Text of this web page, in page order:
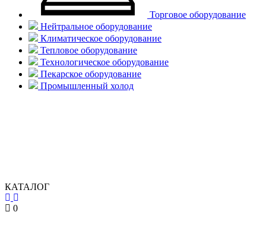
Торговое оборудование
Нейтральное оборудование
Климатическое оборудование
Тепловое оборудование
Технологическое оборудование
Пекарское оборудование
Промышленный холод
КАТАЛОГ
0